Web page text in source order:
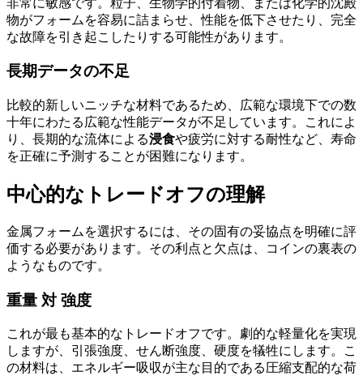
物がフォームを容易に詰まらせ、性能を低下させたり、完全
な故障を引き起こしたりする可能性があります。
長期データの不足
比較的新しいニッチな材料であるため、広範な環境下での数
十年にわたる広範な性能データが不足しています。これによ
り、長期的な流体による浸食や疲労に対する耐性など、寿命
を正確に予測することが困難になります。
中心的なトレードオフの理解
金属フォームを選択するには、その固有の妥協点を明確に評
価する必要があります。その利点と欠点は、コインの裏表の
ようなものです。
重量 対 強度
これが最も基本的なトレードオフです。劇的な軽量化を実現
しますが、引張強度、せん断強度、硬度を犠牲にします。こ
の材料は、エネルギー吸収が主な目的である圧縮支配的な荷